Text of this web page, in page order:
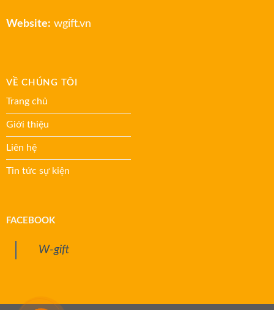
Website: wgift.vn
VỀ CHÚNG TÔI
Trang chủ
Giới thiệu
Liên hệ
Tin tức sự kiện
FACEBOOK
W-gift